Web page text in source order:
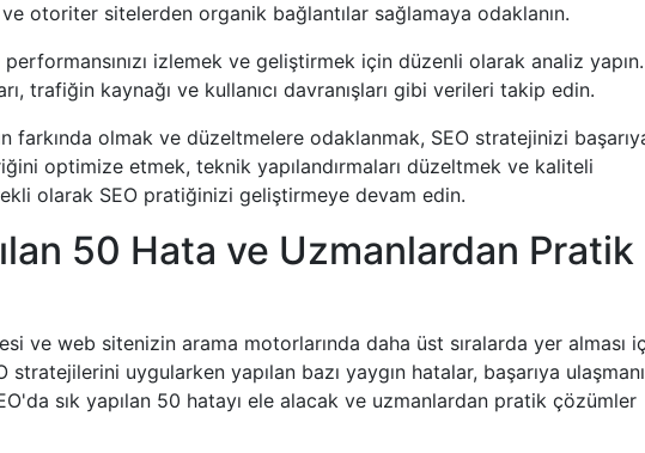
ve otoriter sitelerden organik bağlantılar sağlamaya odaklanın.
izlemek ve geliştirmek için düzenli olarak analiz yapın.
trafiğin kaynağı ve kullanıcı davranışları gibi verileri takip edin.
farkında olmak ve düzeltmelere odaklanmak, SEO stratejinizi
optimize etmek, teknik yapılandırmaları düzeltmek ve kaliteli
olarak SEO pratiğinizi geliştirmeye devam edin.
50 Hata ve Uzmanlardan Pratik
ve web sitenizin arama motorlarında daha üst sıralarda yer alması
uygularken yapılan bazı yaygın hatalar, başarıya
sık yapılan 50 hatayı ele alacak ve uzmanlardan pratik çözümler